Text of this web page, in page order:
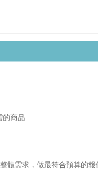
的商品
體需求，做最符合預算的報